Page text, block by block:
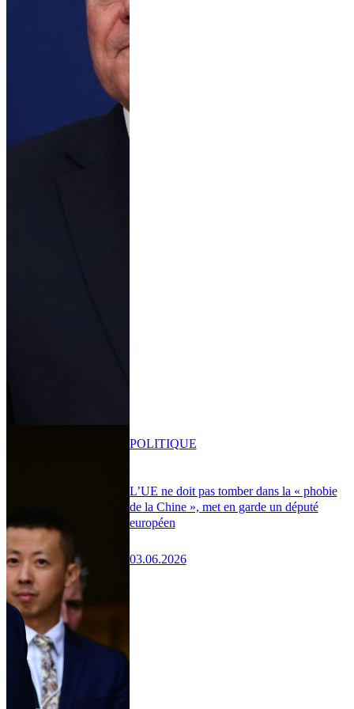
L’UE ne doit pas tomber dans la « phobie
de la Chine », met en garde un député
européen
03.06.2026
POLITIQUE